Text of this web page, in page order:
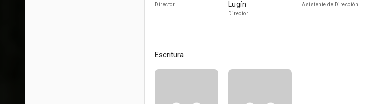
Director
Lugín
Director
Asistente de Dirección
Escritura